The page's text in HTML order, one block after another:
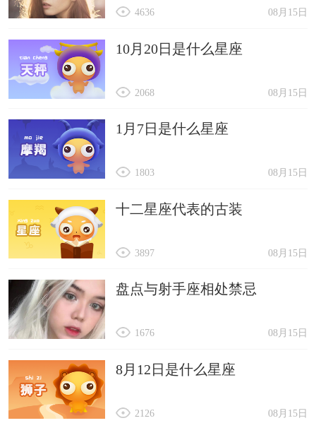
08月15日
4636
10月20日是什么星座
08月15日
2068
1月7日是什么星座
08月15日
1803
十二星座代表的古装
08月15日
3897
盘点与射手座相处禁忌
08月15日
1676
8月12日是什么星座
08月15日
2126